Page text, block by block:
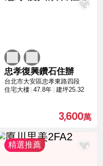
忠孝復興鑽石住辦
台北市大安區忠孝東路四段
住宅大樓
47.8年 建坪25.32
3,600